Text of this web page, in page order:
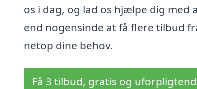
os i dag, og lad os hjælpe dig
end nogensinde at få flere tilbud
netop dine behov.
Få 3 tilbud, gratis og